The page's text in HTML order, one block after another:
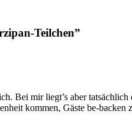
Teilchen”
Bei mir liegt’s aber
kommen, Gäste be-backen